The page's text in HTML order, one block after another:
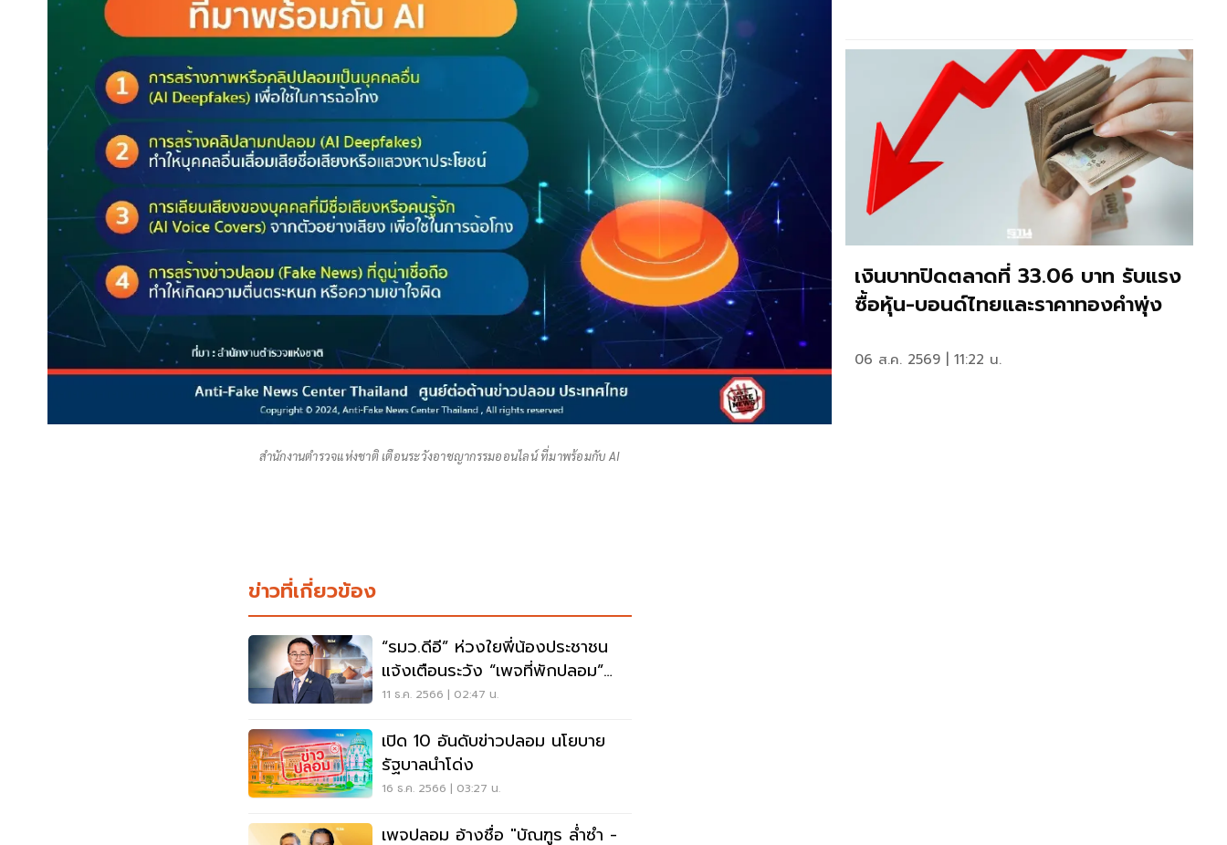
สำนักงานตำรวจแห่งชาติ เตือนระวังอาชญากรรมออนไลน์ ที่มาพร้อมกับ AI
ข่าวที่เกี่ยวข้อง
“รมว.ดีอี” ห่วงใยพี่น้องประชาชน
แจ้งเตือนระวัง “เพจที่พักปลอม”
ระบาด
11 ธ.ค. 2566 | 02:47 น.
เปิด 10 อันดับข่าวปลอม นโยบาย
รัฐบาลนำโด่ง
16 ธ.ค. 2566 | 03:27 น.
เพจปลอม อ้างชื่อ "บัณฑูร ล่ำซำ -
เงินบาทปิดตลาดที่ 33.06 บาท รับแรง
ซื้อหุ้น-บอนด์ไทยและราคาทองคำพุ่ง
06 ส.ค. 2569 | 11:22 น.